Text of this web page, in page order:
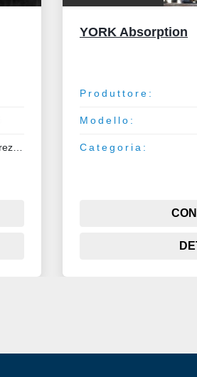
YORK Absorption
Produttore:
Modello:
Categoria: